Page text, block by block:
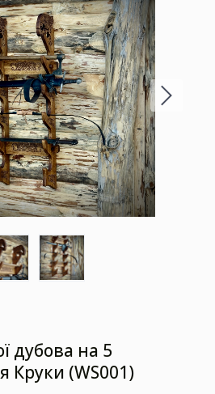
дубова на 5
Круки (WS001)